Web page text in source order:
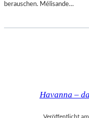
berauschen. Mélisande…
Havanna –
Veröffentlicht